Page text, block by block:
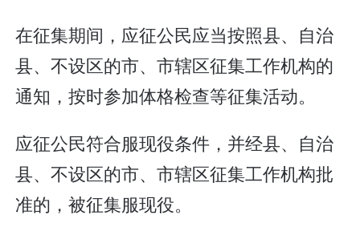
在征集期间，应征公民应当按照县、自治
县、不设区的市、市辖区征集工作机构的
通知，按时参加体格检查等征集活动。
应征公民符合服现役条件，并经县、自治
县、不设区的市、市辖区征集工作机构批
准的，被征集服现役。